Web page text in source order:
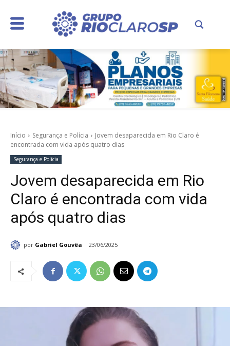
Início Segurança e Polícia
Jovem desaparecida em Rio Claro é
encontrada com vida após quatro dias
Segurança e Polícia
Jovem desaparecida em Rio
Claro é encontrada com vida
após quatro dias
por Gabriel Gouvêa 23/06/2025